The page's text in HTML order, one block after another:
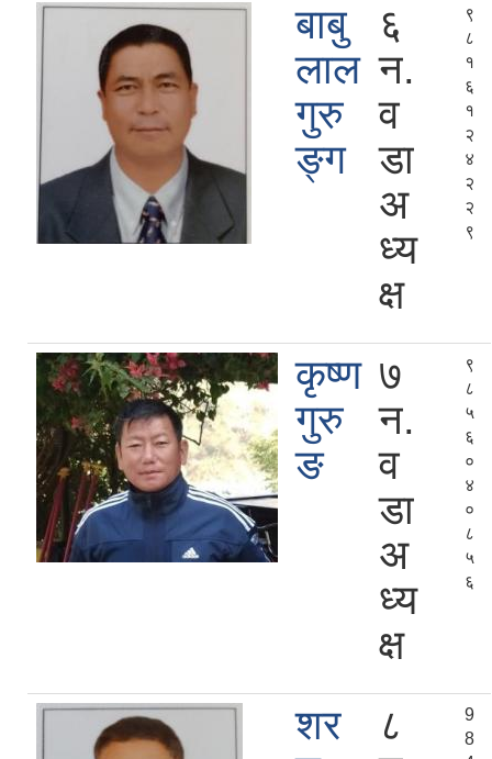
बाबु
लाल
गुरु
ङ्ग
६
न.
व
डा
अ
ध्य
क्ष
९
८
१
६
१
२
४
२
२
९
कृष्ण
गुरु
ङ
७
न.
व
डा
अ
ध्य
क्ष
९
८
५
६
०
४
०
८
५
६
शर
८
9
8